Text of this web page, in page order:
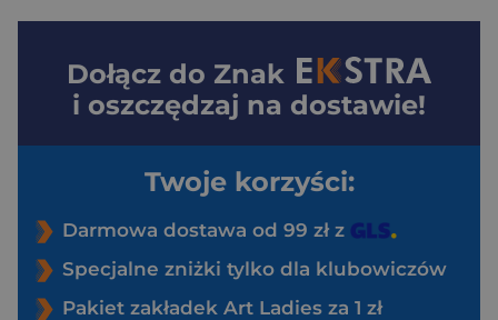
Dołącz do Znak
i oszczędzaj na dostawie!
Twoje korzyści:
Darmowa dostawa od 99 zł z
Specjalne zniżki tylko dla klubowiczów
Pakiet zakładek Art Ladies za 1 zł